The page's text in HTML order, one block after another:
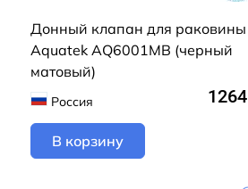
Донный клапан для раковины
Aquatek AQ6001MB (черный
матовый)
Россия 1264
В корзину